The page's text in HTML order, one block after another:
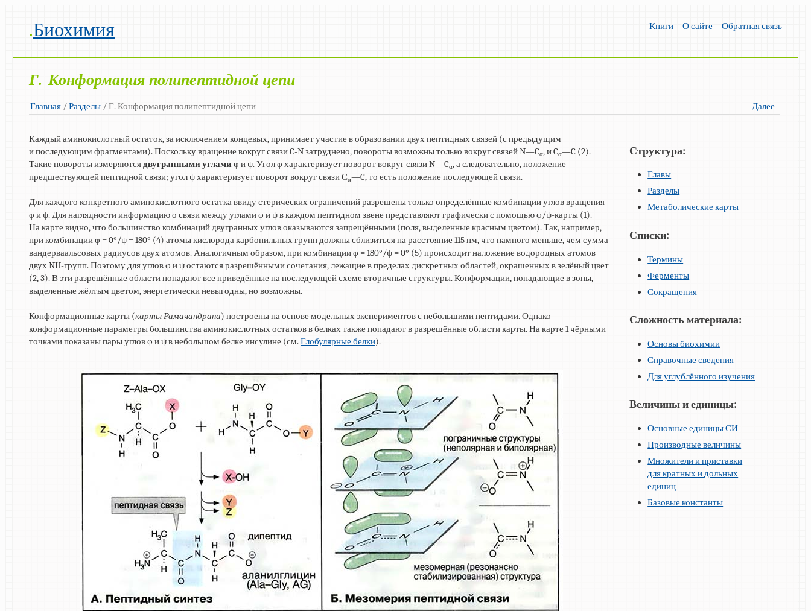
.Биохимия Книги О сайте Обратная связь
Г. Конформация полипептидной цепи
Главная / —Далее
Разделы / Г. Конформация полипептидной цепи
Каждый аминокислотный остаток, за исключением концевых, принимает участие в образовании двух пептидных связей (с предыдущим
и последующим фрагментами). Поскольку вращение вокруг связи C-N затруднено, повороты возможны только вокруг связей N—Cα, и Cα—C (2).
Такие повороты измеряютсядвугранными угламиφ и ψ. Угол φ характеризует поворот вокруг связи N—Cα, а следовательно, положение
предшествующей пептидной связи; угол ψ характеризует поворот вокруг связи Сα—C, то есть положение последующей связи.
Для каждого конкретного аминокислотного остатка ввиду стерических ограничений разрешены только определённые комбинации углов вращения
φ и ψ. Для наглядности информацию о связи между углами φ и ψ в каждом пептидном звене представляют графически с помощью φ/ψ-карты (1).
На карте видно, что большинство комбинаций двугранных углов оказываются запрещёнными (поля, выделенные красным цветом). Так, например,
при комбинации φ = 0°/ψ = 180° (4) атомы кислорода карбонильных групп должны сблизиться на расстояние 115 пм, что намного меньше, чем сумма
вандерваальсовых радиусов двух атомов. Аналогичным образом, при комбинации φ = 180°/ψ = 0° (5) происходит наложение водородных атомов
двух NH-групп. Поэтому для углов φ и ψ остаются разрешёнными сочетания, лежащие в пределах дискретных областей, окрашенных в зелёный цвет
(2, 3). В эти разрешённые области попадают все приведённые на последующей схеме вторичные структуры. Конформации, попадающие в зоны,
выделенные жёлтым цветом, энергетически невыгодны, но возможны.
Конформационные карты (карты Рамачандрана) построены на основе модельных экспериментов с небольшими пептидами. Однако
конформационные параметры большинства аминокислотных остатков в белках также попадают в разрешённые области карты. На карте 1 чёрными
точками показаны пары углов φ и ψ в небольшом белке инсулине (см.Глобулярные белки).
Структура:
Главы
Разделы
Метаболические карты
Списки:
Термины
Ферменты
Сокращения
Сложность материала:
Основы биохимии
Справочные сведения
Для углублённого изучения
Величины и единицы:
Основные единицы СИ
Производные величины
Множители и приставки
для кратных и дольных
единиц
Базовые константы